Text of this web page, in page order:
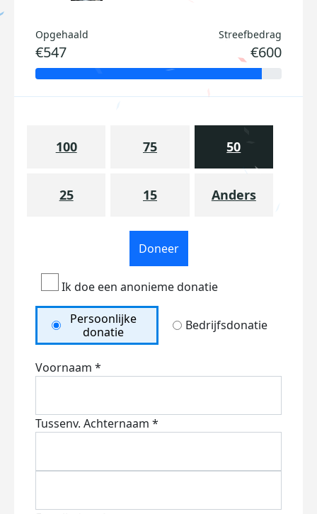
Opgehaald
€547
Streefbedrag
€600
100 75 50
25 15 Anders
Doneer
Ik doe een anonieme donatie
Persoonlijke
donatie
Bedrijfsdonatie
Voornaam *
Tussenv. Achternaam *